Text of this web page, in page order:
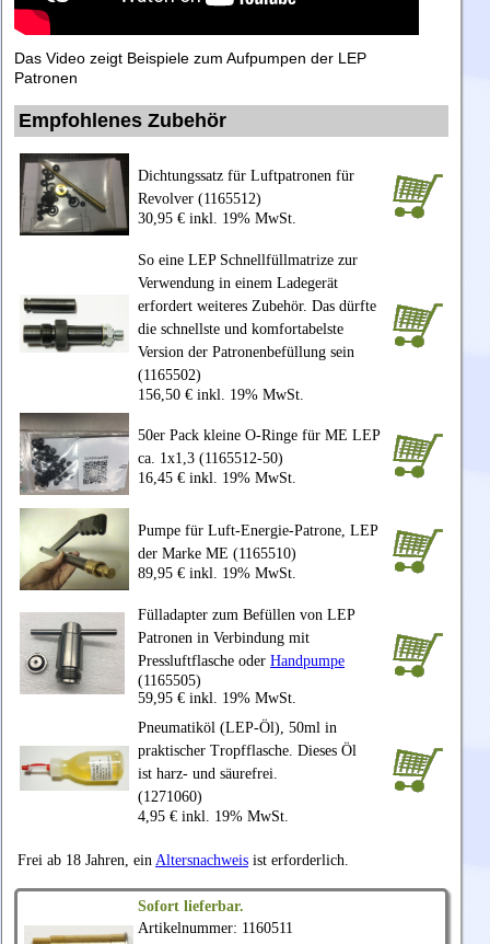
Das Video zeigt Beispiele zum Aufpumpen der LEP
Patronen
Empfohlenes Zubehör
Dichtungssatz für Luftpatronen für
Revolver (1165512)
30,95 € inkl. 19% MwSt.
So eine LEP Schnellfüllmatrize zur
Verwendung in einem Ladegerät
erfordert weiteres Zubehör. Das dürfte
die schnellste und komfortabelste
Version der Patronenbefüllung sein
(1165502)
156,50 € inkl. 19% MwSt.
50er Pack kleine O-Ringe für ME LEP
ca. 1x1,3 (1165512-50)
16,45 € inkl. 19% MwSt.
Pumpe für Luft-Energie-Patrone, LEP
der Marke ME (1165510)
89,95 € inkl. 19% MwSt.
Fülladapter zum Befüllen von LEP
Patronen in Verbindung mit
Pressluftflasche oder Handpumpe
(1165505)
59,95 € inkl. 19% MwSt.
Pneumatiköl (LEP-Öl), 50ml in
praktischer Tropfflasche. Dieses Öl
ist harz- und säurefrei.
(1271060)
4,95 € inkl. 19% MwSt.
Frei ab 18 Jahren, ein Altersnachweis ist erforderlich.
Sofort lieferbar.
Artikelnummer: 1160511